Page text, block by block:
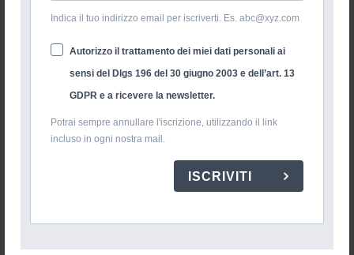
Indica il tuo indirizzo email per iscriverti. Es. abc@xyz.com
Autorizzo il trattamento dei miei dati personali ai
sensi del Dlgs 196 del 30 giugno 2003 e dell’art. 13
GDPR e a ricevere la newsletter.
Potrai sempre annullare l'iscrizione, utilizzando il link
incluso in ogni nostra mail.
ISCRIVITI